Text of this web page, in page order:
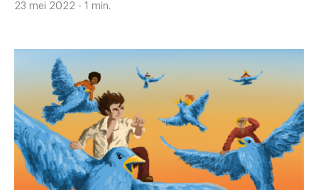
23 mei 2022 - 1 min.